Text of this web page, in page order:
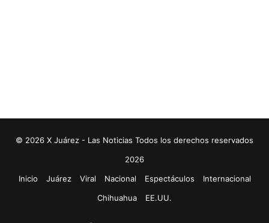
© 2026 X Juárez - Las Noticias Todos los derechos reservados
2026
Inicio
Juárez Viral Nacional Espectáculos
Internacional
Chihuahua
EE.UU.